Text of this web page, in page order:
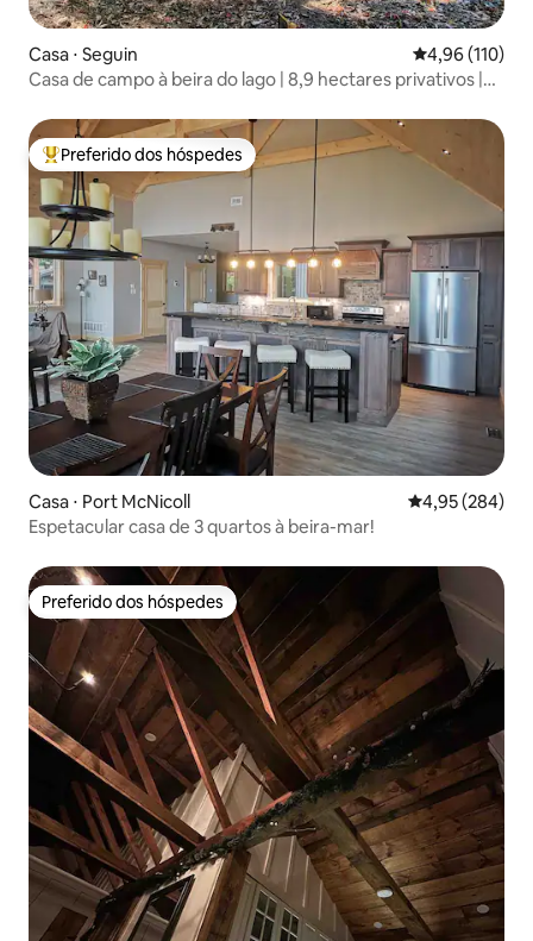
Casa ⋅ Seguin 4,96 de uma
4,96 (110)
Casa de campo à beira do lago | 8,9 hectares privativos |
Entre os melhores preferidos dos hóspedes
Preferido dos hóspedes
Casa ⋅ Port McNicoll 4,95 de uma
4,95 (284)
Espetacular casa de 3 quartos à beira-mar!
Preferido dos hóspedes
Preferido dos hóspedes